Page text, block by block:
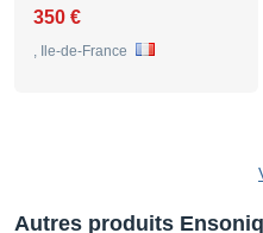
350 €
, Ile-de-France
Autres produits